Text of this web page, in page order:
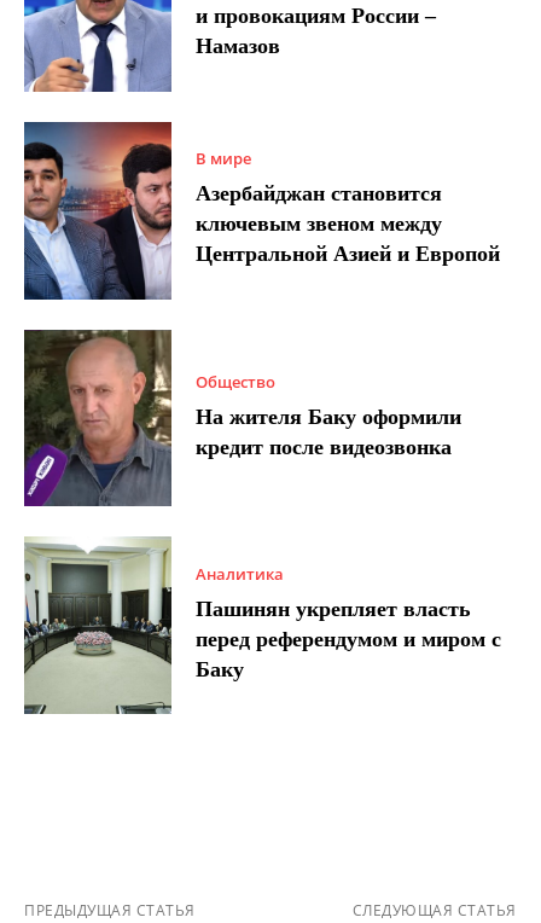
и провокациям России –
Намазов
В мире
Азербайджан становится
ключевым звеном между
Центральной Азией и Европой
Общество
На жителя Баку оформили
кредит после видеозвонка
Аналитика
Пашинян укрепляет власть
перед референдумом и миром с
Баку
ПРЕДЫДУЩАЯ СТАТЬЯ СЛЕДУЮЩАЯ СТАТЬЯ